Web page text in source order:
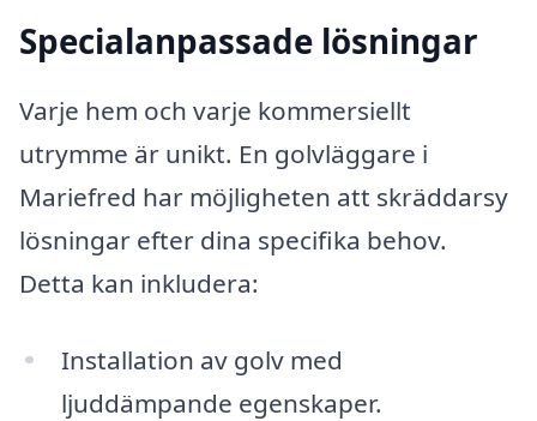
Specialanpassade lösningar
Varje hem och varje kommersiellt
utrymme är unikt. En golvläggare i
Mariefred har möjligheten att skräddarsy
lösningar efter dina specifika behov.
Detta kan inkludera:
Installation av golv med
ljuddämpande egenskaper.